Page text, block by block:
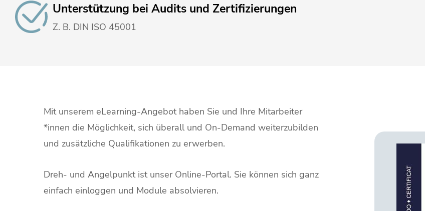
Unterstützung bei Audits und Zertifizierungen
Z. B. DIN ISO 45001
Mit unserem eLearning-Angebot haben Sie und Ihre Mitarbeiter
*innen die Möglichkeit, sich überall und On-Demand weiterzubilden
und zusätzliche Qualifikationen zu erwerben.
Dreh- und Angelpunkt ist unser Online-Portal. Sie können sich ganz
einfach einloggen und Module absolvieren.